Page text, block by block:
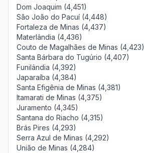
Dom Joaquim (4,451)
São João do Pacuí (4,448)
Fortaleza de Minas (4,437)
Materlândia (4,436)
Couto de Magalhães de Minas (4,423)
Santa Bárbara do Tugúrio (4,407)
Funilândia (4,392)
Japaraíba (4,384)
Santa Efigênia de Minas (4,381)
Itamarati de Minas (4,375)
Juramento (4,345)
Santana do Riacho (4,315)
Brás Pires (4,293)
Serra Azul de Minas (4,292)
União de Minas (4,284)